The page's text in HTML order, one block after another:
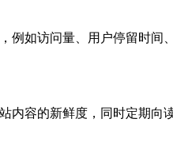
如访问量、用户停留时间
容的新鲜度，同时定期向